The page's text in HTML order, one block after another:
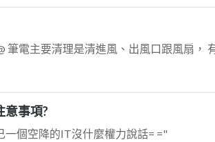
意事項?
一個空降的IT沒什麼權力說話= ="